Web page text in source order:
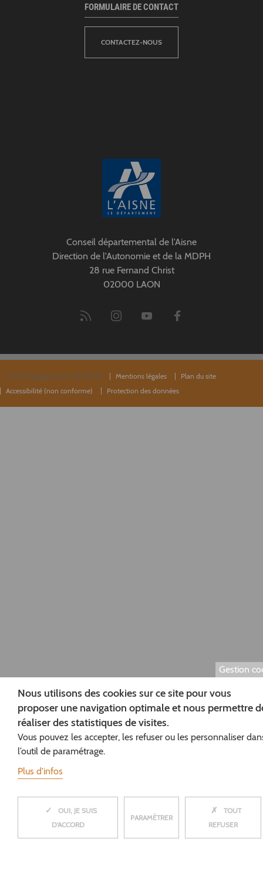
Conseil départemental de l'Aisne
Direction de l'Autonomie et de la MDPH
28 rue Fernand Christ
02000 LAON
FORMULAIRE DE CONTACT
CONTACTEZ-NOUS
© 2026 Département de l'Aisne Mentions légales
Plan du site
Accessibilité (non conforme)
Protection des données
Gestion
Nous utilisons des cookies sur ce site pour vous
proposer une navigation optimale et nous permettre
réaliser des statistiques de visites.
Vous pouvez les accepter, les refuser ou les personnaliser
l’outil de paramétrage.
Plus d'infos
✓
OUI, JE SUIS
D'ACCORD
PARAMÈTRER
✗
TOUT
REFUSER
MASQUER